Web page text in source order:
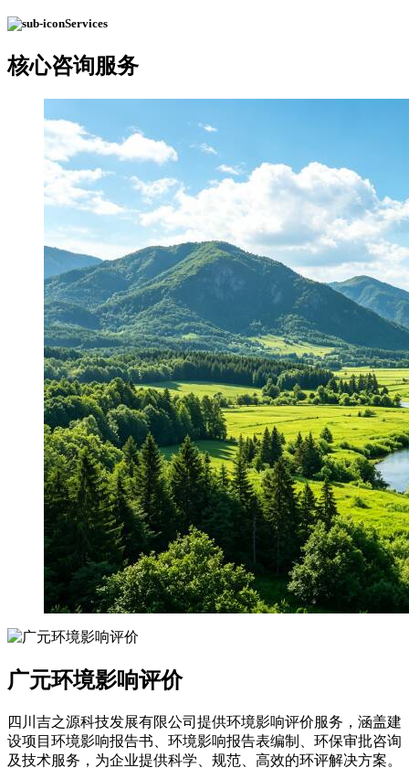
Services
核心咨询服务
广元环境影响评价
四川吉之源科技发展有限公司提供环境影响评价服务，涵盖建
设项目环境影响报告书、环境影响报告表编制、环保审批咨询
及技术服务，为企业提供科学、规范、高效的环评解决方案。